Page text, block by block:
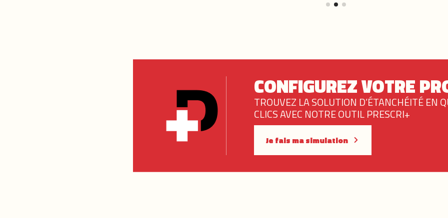
CONFIGUREZ VOTRE
TROUVEZ LA SOLUTION D’ÉTANCHÉITÉ EN
CLICS AVEC NOTRE OUTIL PRESCRI+
Je fais ma simulation